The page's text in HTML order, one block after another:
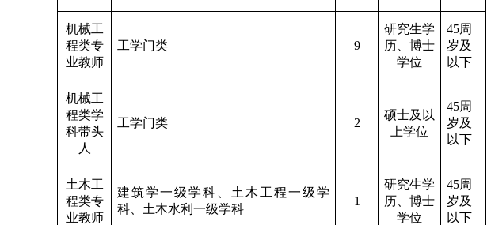
机械工
程类专
业教师
工学门类 9
研究生学
历、博士
学位
45周
岁及
以下
机械工
程类学
科带头
人
工学门类 2
硕士及以
上学位
45周
岁及
以下
土木工
程类专
业教师
建筑学一级学科、土木工程一级学
科、土木水利一级学科
1
研究生学
历、博士
学位
45周
岁及
以下